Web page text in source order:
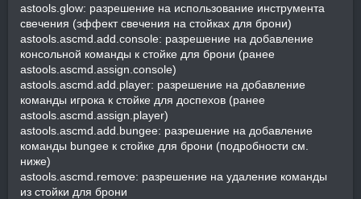
astools.glow: разрешение на использование инструмента
свечения (эффект свечения на стойках для брони)
astools.ascmd.add.console: разрешение на добавление
консольной команды к стойке для брони (ранее
astools.ascmd.assign.console)
astools.ascmd.add.player: разрешение на добавление
команды игрока к стойке для доспехов (ранее
astools.ascmd.assign.player)
astools.ascmd.add.bungee: разрешение на добавление
команды bungee к стойке для брони (подробности см.
ниже)
astools.ascmd.remove: разрешение на удаление команды
из стойки для брони